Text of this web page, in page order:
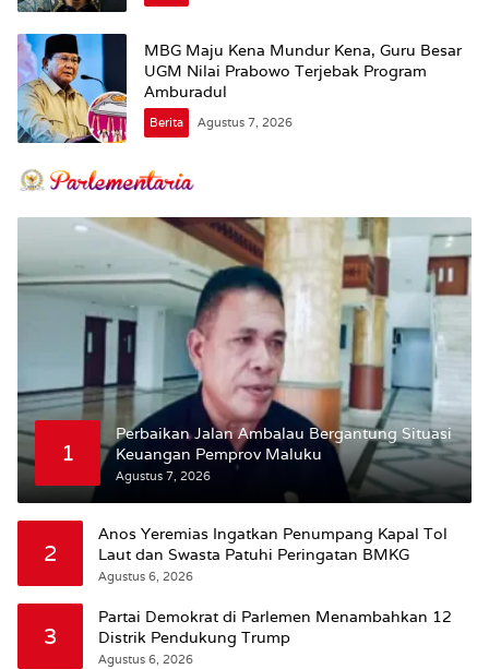
MBG Maju Kena Mundur Kena, Guru Besar
UGM Nilai Prabowo Terjebak Program
Amburadul
Berita Agustus 7, 2026
1
Perbaikan Jalan Ambalau Bergantung Situasi
Keuangan Pemprov Maluku
Agustus 7, 2026
2
Anos Yeremias Ingatkan Penumpang Kapal Tol
Laut dan Swasta Patuhi Peringatan BMKG
Agustus 6, 2026
3
Partai Demokrat di Parlemen Menambahkan 12
Distrik Pendukung Trump
Agustus 6, 2026